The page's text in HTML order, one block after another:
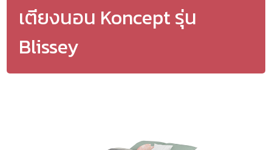
เตียงนอน Koncept รุ่น
Blissey